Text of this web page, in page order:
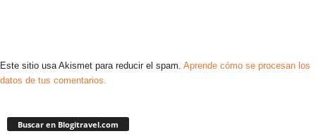
Este sitio usa Akismet para reducir el spam. Aprende cómo se procesan los
datos de tus comentarios.
Buscar en Blogitravel.com